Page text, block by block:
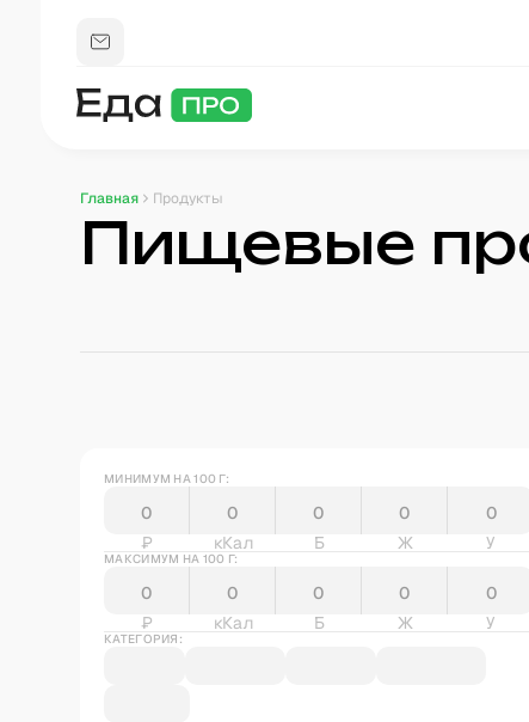
Главная Продукты
Пищевые
МИНИМУМ НА 100 Г:
₽ кКал Б Ж У
МАКСИМУМ НА 100 Г:
₽ кКал Б Ж У
КАТЕГОРИЯ: